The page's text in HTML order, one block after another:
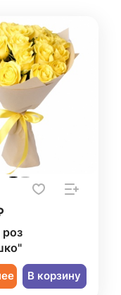
роз
В корзину